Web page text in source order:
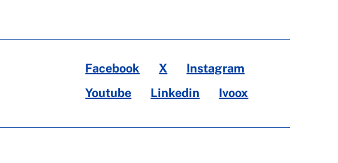
Facebook X
Instagram
Youtube
Linkedin Ivoox